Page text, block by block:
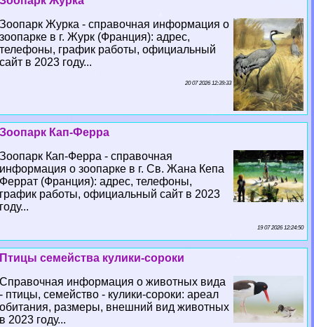
Зоопарк Журка - справочная информация о
зоопарке в г. Журк (Франция): адрес,
телефоны, график работы, официальный
сайт в 2023 году...
20 07 2026 12:39:33
Зоопарк Кап-Ферра
Зоопарк Кап-Ферра - справочная
информация о зоопарке в г. Св. Жана Кепа
Феррат (Франция): адрес, телефоны,
график работы, официальный сайт в 2023
году...
19 07 2026 12:24:50
Птицы семейства кулики-сороки
Справочная информация о животных вида
- птицы, семейство - кулики-сороки: ареал
обитания, размеры, внешний вид животных
в 2023 году...